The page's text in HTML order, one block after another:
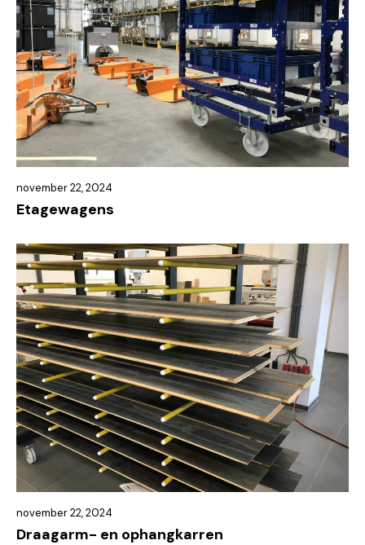
november 22, 2024
Etagewagens
november 22, 2024
Draagarm- en ophangkarren